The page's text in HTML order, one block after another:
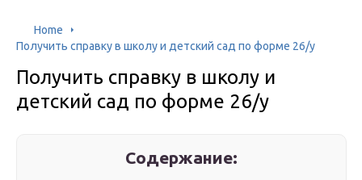
Home
Получить справку в школу и детский сад по форме 26/у
Получить справку в школу и
детский сад по форме 26/у
Содержание: